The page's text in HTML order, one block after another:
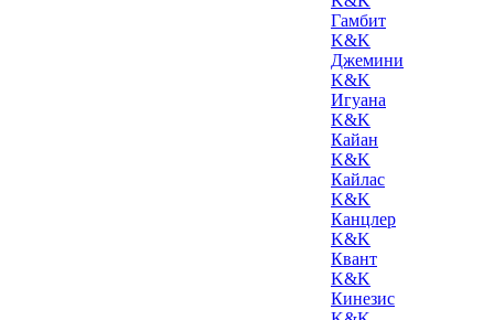
Гамбит
K&K
Джемини
K&K
Игуана
K&K
Кайан
K&K
Кайлас
K&K
Канцлер
K&K
Квант
K&K
Кинезис